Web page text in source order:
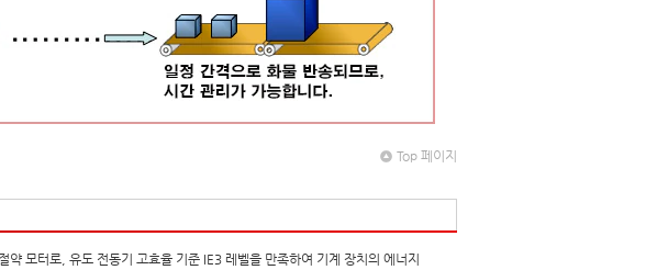
Top 페이지
모터로, 유도 전동기 고효율 기준 IE3 레벨을 만족하여 기계 장치의 에너지